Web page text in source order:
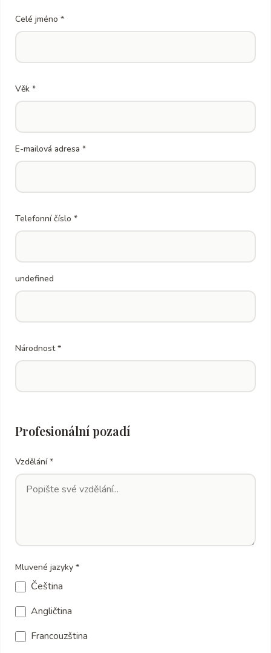
Celé jméno *
Věk *
E-mailová adresa *
Telefonní číslo *
undefined
Národnost *
Profesionální pozadí
Vzdělání *
Mluvené jazyky *
Čeština
Angličtina
Francouzština